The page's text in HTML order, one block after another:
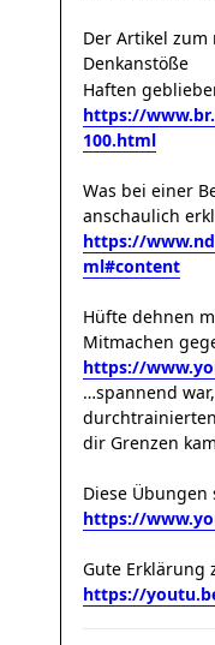
Der Artikel
Denkanstöße
Haften
https://
100.html
Was bei einer
anschaulich
https://
ml#content
Hüfte dehnen
Mitmachen
https://
…spannend
dir Grenzen
Diese
https://
Gute Erklärung
https://